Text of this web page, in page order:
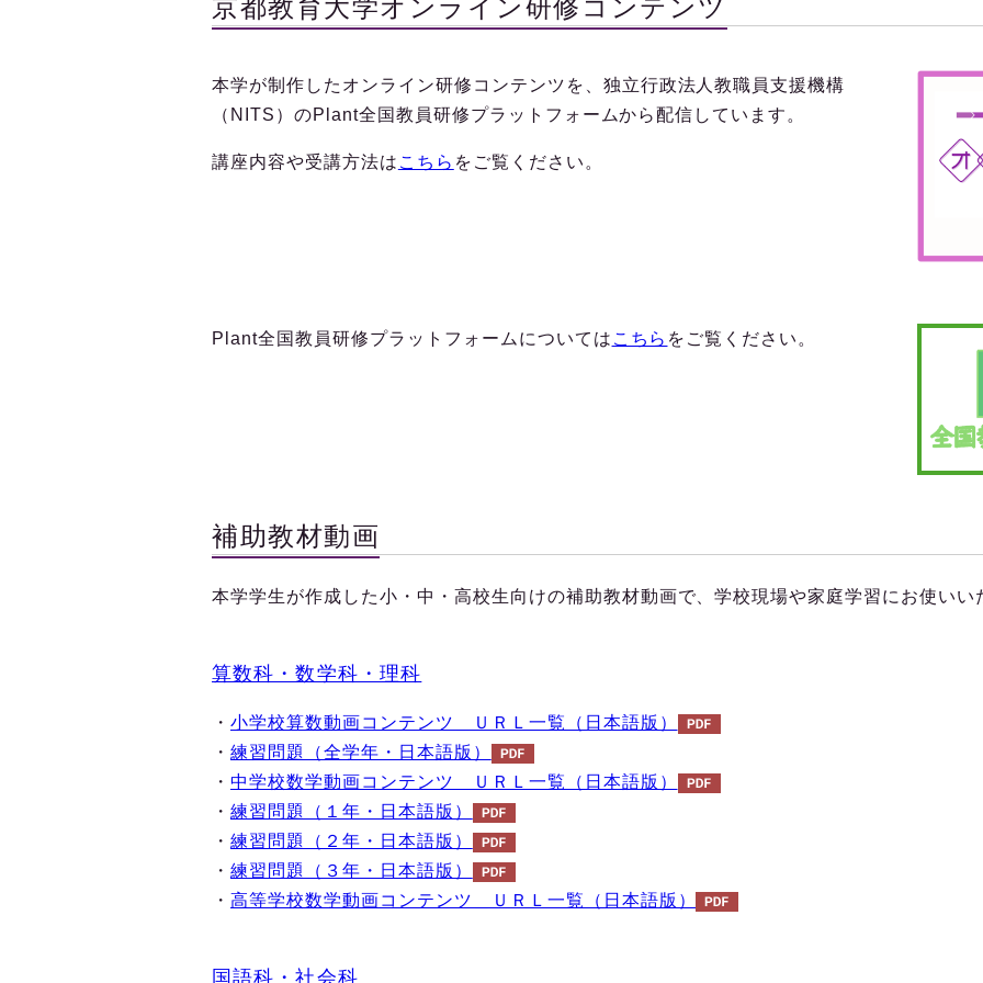
京都教育大学オンライン研修コンテンツ
本学が制作したオンライン研修コンテンツを、独立行政法人教職員支援機構
（NITS）のPlant全国教員研修プラットフォームから配信しています。
講座内容や受講方法は こちら をご覧ください。
Plant全国教員研修プラットフォームについては こちら をご覧ください。
補助教材動画
本学学生が作成した小・中・高校生向けの補助教材動画で、学校現場や家庭学習にお使いい
算数科・数学科・理科
・ 小学校算数動画コンテンツ＿ＵＲＬ一覧（日本語版）
・ 練習問題（全学年・日本語版）
・ 中学校数学動画コンテンツ＿ＵＲＬ一覧（日本語版）
・ 練習問題（１年・日本語版）
・ 練習問題（２年・日本語版）
・ 練習問題（３年・日本語版）
・ 高等学校数学動画コンテンツ＿ＵＲＬ一覧（日本語版）
国語科・社会科